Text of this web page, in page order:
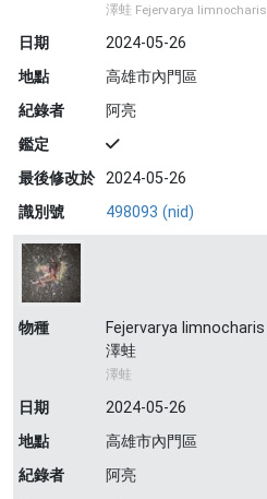
澤蛙 Fejervarya limnocharis
日期
2024-05-26
地點
高雄市內門區
紀錄者
阿亮
鑑定
最後修改於 2024-05-26
識別號
498093 (nid)
物種
Fejervarya limnocharis
澤蛙
澤蛙
日期
2024-05-26
地點
高雄市內門區
紀錄者
阿亮